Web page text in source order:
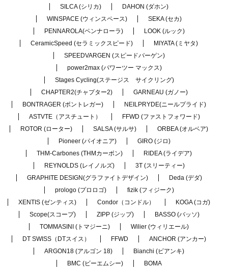
SILCA (シリカ)
DAHON (ダホン)
WINSPACE (ウィンスペース)
SEKA (セカ)
PENNAROLA(ペンナローラ)
LOOK (ルック)
CeramicSpeed (セラミックスピード)
MIYATA (ミヤタ)
SPEEDVARGEN (スピードバーゲン)
power2max (パワーツー マックス)
Stages Cycling(ステージス サイクリング)
CHAPTER2(チャプター2)
GARNEAU (ガノー)
BONTRAGER (ボントレガー)
NEILPRYDE(ニールプライド)
ASTVTE（アスチュート）
FFWD (ファストフォワード)
ROTOR (ローター)
SALSA (サルサ)
ORBEA (オルベア)
Pioneer (パイオニア)
GIRO (ジロ)
THM-Carbones (THMカーボン)
RIDEA (ライデア)
REYNOLDS (レイノルズ)
3T (スリーティー)
GRAPHITE DESIGN(グラファイトデザイン)
Deda (デダ)
prologo (プロロゴ)
fizik (フィジーク)
XENTIS (ゼンティス)
Condor（コンドル）
KOGA (コガ)
Scope(スコープ)
ZIPP (ジップ)
BASSO (バッソ)
TOMMASINI (トマジーニ)
Wilier (ウィリエール)
DT SWISS（DTスイス）
FFWD
ANCHOR (アンカー)
ARGON18 (アルゴン 18)
Bianchi (ビアンキ)
BMC (ビーエムシー)
BOMA